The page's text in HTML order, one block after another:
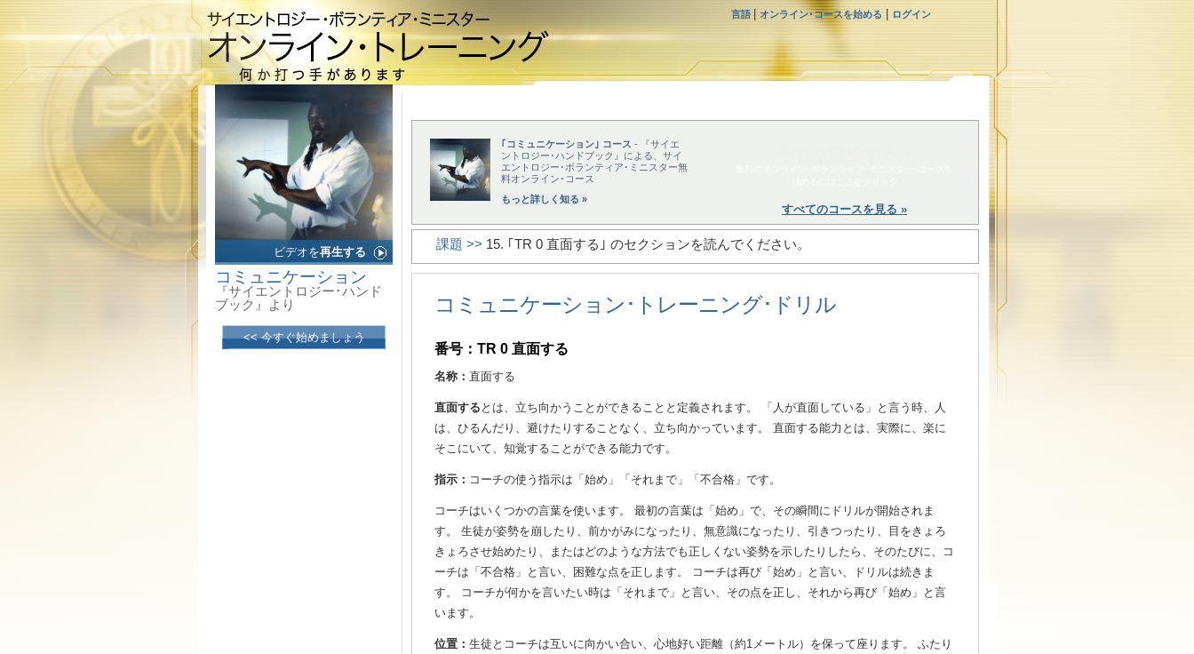
言語 オンライン･コースを始める ログイン
ビデオを再生する
コミュニケーション
『サイエントロジー･ハンド
ブック』より
<< 今すぐ始めましょう
｢コミュニケーション｣ コース - 『サイエ
ントロジー･ハンドブック』による、サイ
エントロジー･ボランティア･ミニスター無
料オンライン･コース
もっと詳しく知る »
すべてのコースを見る »
課題 >> 15. ｢TR 0 直面する｣ のセクションを読んでください。
コミュニケーション･トレーニング･ドリル
番号：TR 0 直面する
名称： 直面する
直面する とは、立ち向かうことができることと定義されます。
「人が直面している」と言う時、人
は、ひるんだり、避けたりすることなく、立ち向かっています。 直面する能力とは、実際に、楽に
そこにいて、知覚することができる能力です。
指示： コーチの使う指示は「始め」「それまで」「不合格」です。
コーチはいくつかの言葉を使います。 最初の言葉は「始め」で、その瞬間にドリルが開始されま
す。 生徒が姿勢を崩したり、前かがみになったり、無意識になったり、引きつったり、目をきょろ
きょろさせ始めたり、またはどのような方法でも正しくない姿勢を示したりしたら、そのたびに、コ
ーチは「不合格」と言い、困難な点を正します。 コーチは再び「始め」と言い、ドリルは続きま
す。 コーチが何かを言いたい時は「それまで」と言い、その点を正し、それから再び「始め」と言
います。
位置： 生徒とコーチは互いに向かい合い、心地好い距離（約1メートル）を保って座ります。 ふたり